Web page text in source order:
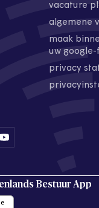
vacature
algemene
maak
uw
privacy
Bestuur App